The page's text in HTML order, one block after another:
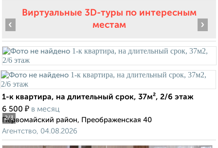
Виртуальные 3D-туры по интересным
местам
2/3
‹ ›
1-к квартира, на длительный срок, 37м², 2/6 этаж
6 500 ₽ в месяц
Первомайский район, Преображенская 40
Агентство, 04.08.2026